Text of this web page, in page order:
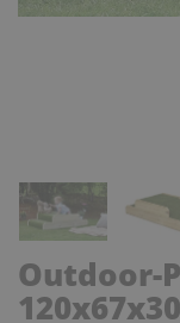
Outdoor-